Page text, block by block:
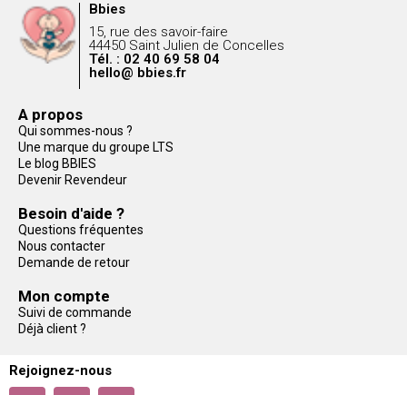
Bbies
15, rue des savoir-faire
44450 Saint Julien de Concelles
Tél. : 02 40 69 58 04
hello@ bbies.fr
A propos
Qui sommes-nous ?
Une marque du groupe LTS
Le blog BBIES
Devenir Revendeur
Besoin d'aide ?
Questions fréquentes
Nous contacter
Demande de retour
Mon compte
Suivi de commande
Déjà client ?
Rejoignez-nous